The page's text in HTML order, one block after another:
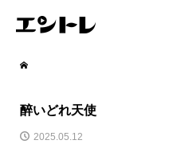
醉いどれ天使
2025.05.12